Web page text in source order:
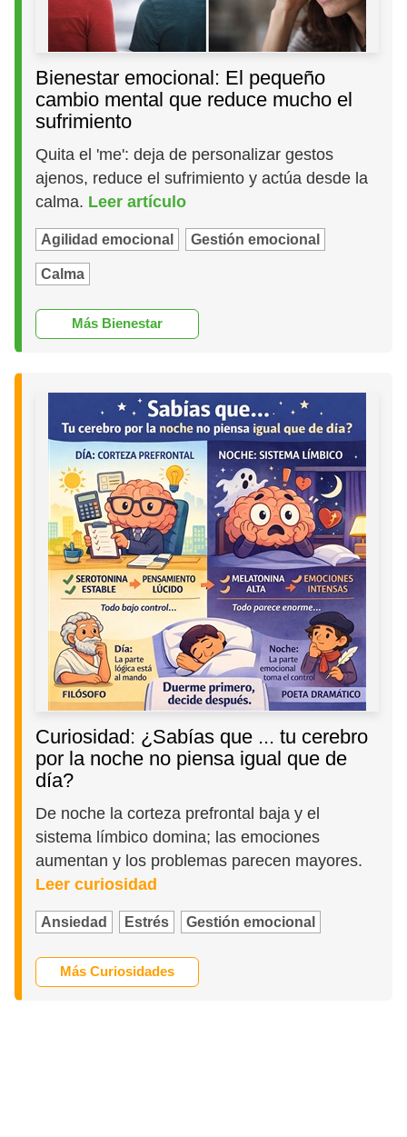
Bienestar emocional: El pequeño
cambio mental que reduce mucho el
sufrimiento
Quita el 'me': deja de personalizar gestos
ajenos, reduce el sufrimiento y actúa desde la
calma. Leer artículo
Agilidad emocional Gestión emocional
Calma
Más Bienestar
Curiosidad: ¿Sabías que ... tu cerebro
por la noche no piensa igual que de
día?
De noche la corteza prefrontal baja y el
sistema límbico domina; las emociones
aumentan y los problemas parecen mayores.
Leer curiosidad
Ansiedad Estrés Gestión emocional
Más Curiosidades